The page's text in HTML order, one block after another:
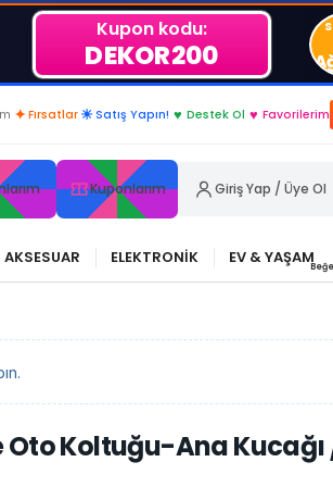
Kupon kodu:
DEKOR200
✦ Fırsatlar ☀ Satış Yapın! ♥ Destek Ol ♥ Favorilerim
Kuponlarım Giriş Yap / Üye Ol
AKSESUAR ELEKTRONİK EV & YAŞAM
Koltuğu-Ana Kucağı